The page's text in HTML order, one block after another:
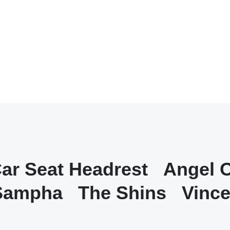
Seat Headrest
Angel
The Shins